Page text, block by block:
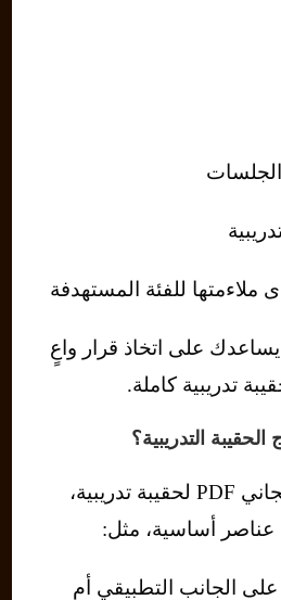
للفئة المستهدفة
على اتخاذ قرار واعٍ
تدريبية كاملة.
التدريبية؟
عند تحميل نموذج مجاني PDF لحقيبة تدريبية،
أساسية، مثل:
الجانب التطبيقي أم